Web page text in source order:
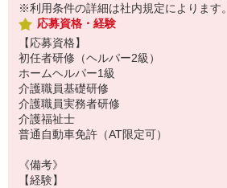
※利用条件の詳細は社内規定によります。
応募資格・経験
【応募資格】
初任者研修（ヘルパー2級）
ホームヘルパー1級
介護職員基礎研修
介護職員実務者研修
介護福祉士
普通自動車免許（AT限定可）
《備考》
【経験】